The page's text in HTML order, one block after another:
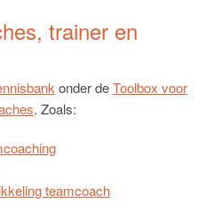
trainer en
onder deToolbox voor
. Zoals:
teamcoach